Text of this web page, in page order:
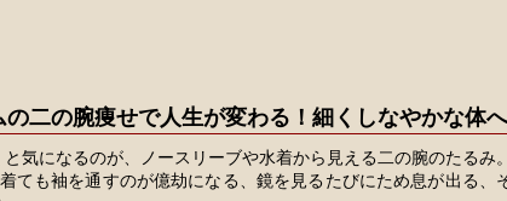
の二の腕痩せで人生が変わる！細くしなやかな体へ
気になるのが、ノースリーブや水着から見える二の腕のたるみ。
ても袖を通すのが億劫になる、鏡を見るたびにため息が出る、